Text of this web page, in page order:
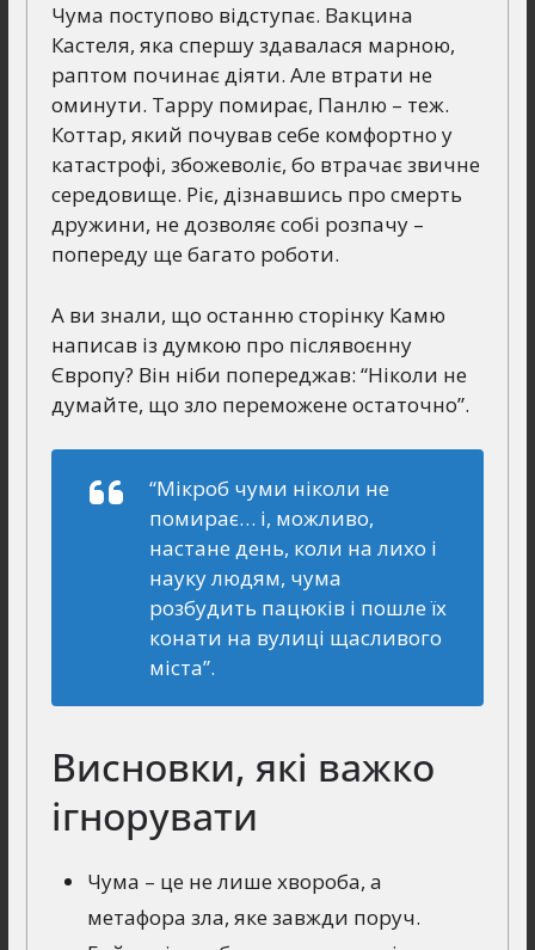
Чума поступово відступає. Вакцина
Кастеля, яка спершу здавалася марною,
раптом починає діяти. Але втрати не
оминути. Тарру помирає, Панлю – теж.
Коттар, який почував себе комфортно у
катастрофі, збожеволіє, бо втрачає звичне
середовище. Ріє, дізнавшись про смерть
дружини, не дозволяє собі розпачу –
попереду ще багато роботи.
А ви знали, що останню сторінку Камю
написав із думкою про післявоєнну
Європу? Він ніби попереджав: “Ніколи не
думайте, що зло переможене остаточно”.
“Мікроб чуми ніколи не
помирає… і, можливо,
настане день, коли на лихо і
науку людям, чума
розбудить пацюків і пошле їх
конати на вулиці щасливого
міста”.
Висновки, які важко
ігнорувати
Чума – це не лише хвороба, а
метафора зла, яке завжди поруч.